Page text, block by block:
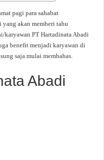
pagi para sahabat
akan memberi tahu
karyawan PT Hartadinata Abadi
benefit menjadi karyawan di
saja mulai membahas.
Abadi